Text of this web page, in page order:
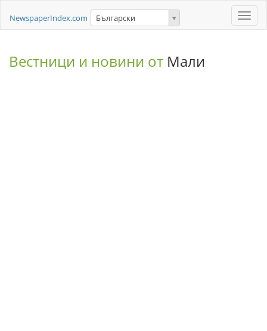
Toggle
NewspaperIndex.com Български
Вестници и новини от Мали